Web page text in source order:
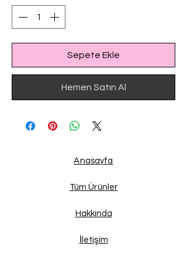
Sepete Ekle
Hemen Satın Al
Anasayfa
Tüm Ürünler
Hakkında
İletişim